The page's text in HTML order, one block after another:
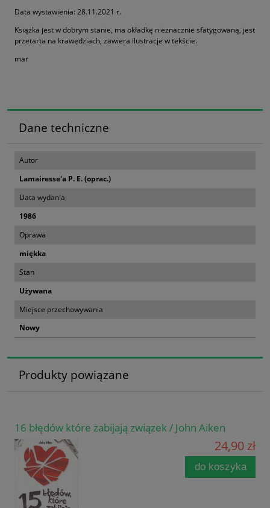
Data wystawienia: 28.11.2021 r.
Książka jest w dobrym stanie, ma okładkę nieznacznie sfatygowaną, jest
przetarta na krawędziach, zawiera ilustracje w tekście.
mar
Dane techniczne
Autor
Lamairesse'a P. E. (oprac.)
Data wydania
1986
Oprawa
miękka
Stan
Używana
Miejsce przechowywania
Nowy
Produkty powiązane
16 błędów które zabijają związek / John Aiken
24,90 zł
do koszyka